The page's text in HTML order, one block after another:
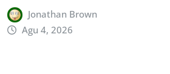
Jonathan Brown
Agu 4, 2026